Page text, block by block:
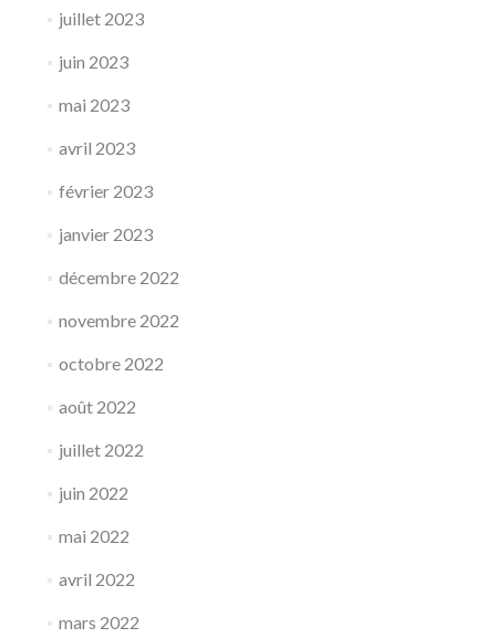
juillet 2023
juin 2023
mai 2023
avril 2023
février 2023
janvier 2023
décembre 2022
novembre 2022
octobre 2022
août 2022
juillet 2022
juin 2022
mai 2022
avril 2022
mars 2022